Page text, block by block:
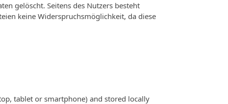
gelöscht. Seitens des Nutzers besteht
keine Widerspruchsmöglichkeit, da diese
tablet or smartphone) and stored locally